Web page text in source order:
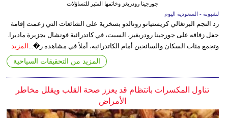
جورجينا رودريغز وخاتمها المثير للتساؤلات
لشبونة - السعودية اليوم
رد النجم البرتغالي كريستيانو رونالدو بسخرية على الشائعات التي زعمت إقامة
حفل زفافه على جورجينا رودريغيز، السبت، في كاتدرائية فونشال بجزيرة ماديرا.
وتجمع مئات السكان والسائحين أمام الكاتدرائية، أملاً في مشاهدة ر�... المزيد
المزيد من التحقيقات السياحية
تناول المكسرات بانتظام قد يعزز صحة القلب ويقلل مخاطر
الأمراض